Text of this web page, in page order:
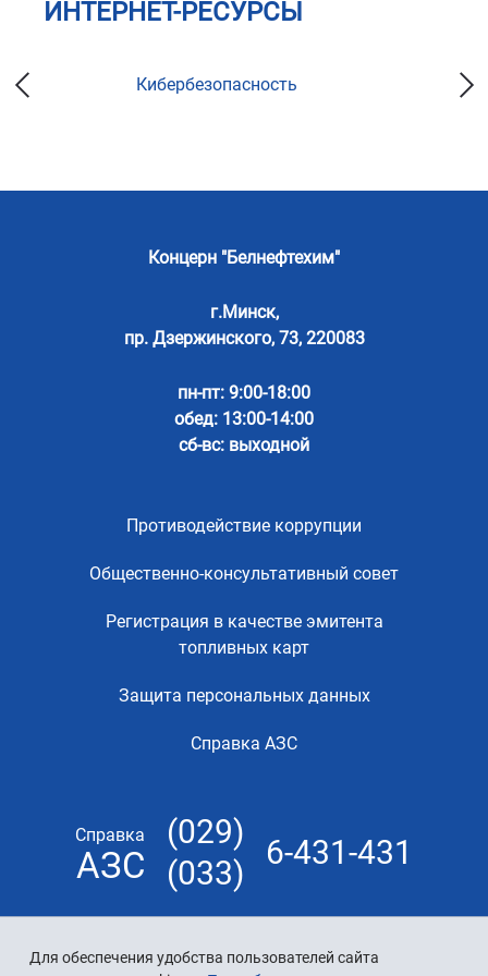
Для обеспечения удобства пользователей сайта
ИНТЕРНЕТ-РЕСУРСЫ
Кибербезопасность
Концерн "Белнефтехим"
г.Минск,
пр. Дзержинского, 73, 220083
пн-пт: 9:00-18:00
обед: 13:00-14:00
сб-вс: выходной
Противодействие коррупции
Общественно-консультативный совет
Регистрация в качестве эмитента
топливных карт
Защита персональных данных
Справка АЗС
Справка
АЗС
(029)
(033)
6-431-431